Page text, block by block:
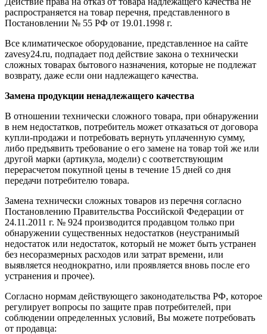
распространяется на товар перечня, представленного в
Постановлении № 55 РФ от 19.01.1998 г.
Все климатическое оборудование, представленное на сайте
zavesy24.ru, подпадает под действие закона о технически
сложных товарах бытового назначения, которые не подлежат
возврату, даже если они надлежащего качества.
Замена продукции ненадлежащего качества
В отношении технически сложного товара, при обнаружении
в нем недостатков, потребитель может отказаться от договора
купли-продажи и потребовать вернуть уплаченную сумму,
либо предъявить требование о его замене на товар той же или
другой марки (артикула, модели) с соответствующим
перерасчетом покупной цены в течение 15 дней со дня
передачи потребителю товара.
Замена технически сложных товаров из перечня согласно
Постановлению Правительства Российской Федерации от
24.11.2011 г. № 924 производится продавцом только при
обнаружении существенных недостатков (неустранимый
недостаток или недостаток, который не может быть устранен
без несоразмерных расходов или затрат времени, или
выявляется неоднократно, или проявляется вновь после его
устранения и прочее).
Согласно нормам действующего законодательства РФ, которое
регулирует вопросы по защите прав потребителей, при
соблюдении определенных условий, Вы можете потребовать
от продавца: